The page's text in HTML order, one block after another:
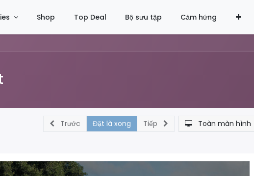
Shop Top Deal Bộ sưu tập Cảm hứng
Trước Đặt là xong Tiếp Toàn màn hình